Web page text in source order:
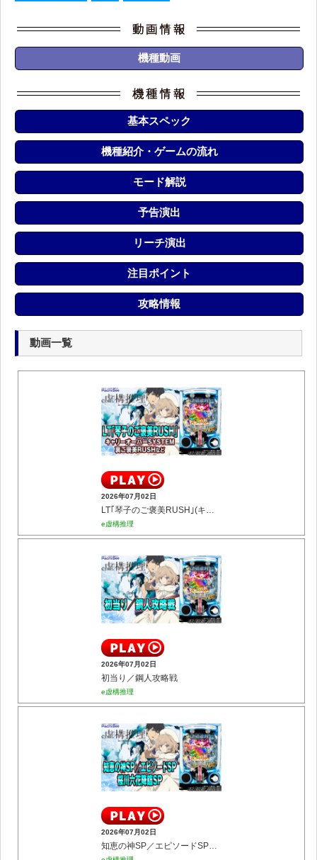
機種動画
基本スペック
機種紹介・ゲームの流れ
モード解説
予告演出
リーチ演出
注目ポイント
攻略情報
動画一覧
2026年07月02日
LT｢琴子のご褒美RUSH｣(キャリーオーバーSYSTEM／裏ご褒美RUSHなど)
e虚構推理
2026年07月02日
初当り／鋼人攻略戦
e虚構推理
2026年07月02日
知恵の神SP／エピソードSP／桜川六花降臨SP